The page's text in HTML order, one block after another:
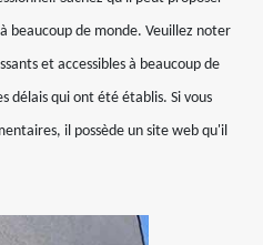
beaucoup de monde. Veuillez noter
et accessibles à beaucoup de
délais qui ont été établis. Si vous
il possède un site web qu'il